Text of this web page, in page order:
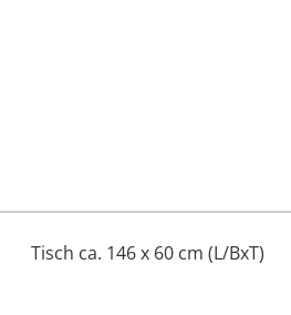
Tisch ca. 146 x 60 cm (L/BxT)